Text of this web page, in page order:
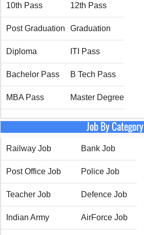
10th Pass 12th Pass
Post Graduation Graduation
Diploma ITI Pass
Bachelor Pass B Tech Pass
MBA Pass Master Degree
Job By Category
Railway Job Bank Job
Post Office Job Police Job
Teacher Job Defence Job
Indian Army AirForce Job